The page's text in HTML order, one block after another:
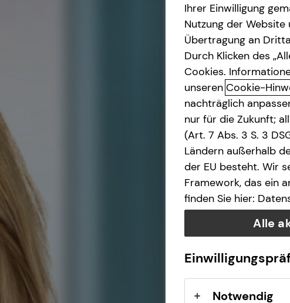
Ihrer Einwilligung
Nutzung der
Übertragung an
Durch Klicken des
Cookies.
unseren Cookie-
nachträglich
nur für die Zukunft;
(Art. 7 Abs. 3 S. 3
Ländern außerhalb
der EU besteht. Wir
Framework, das ein
finden Sie hier:
Alle
Notwendig